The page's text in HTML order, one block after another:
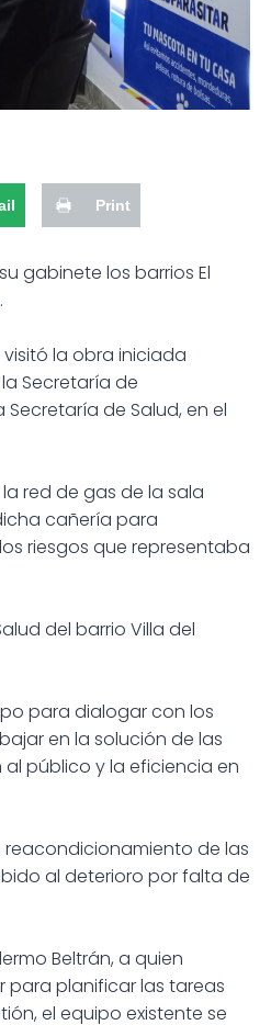
Print
gabinete los barrios El
la obra iniciada
Secretaría de
de Salud, en el
red de gas de la sala
cañería para
riesgos que representaba
del barrio Villa del
para dialogar con los
en la solución de las
público y la eficiencia en
reacondicionamiento de las
al deterioro por falta de
Beltrán, a quien
planificar las tareas
el equipo existente se